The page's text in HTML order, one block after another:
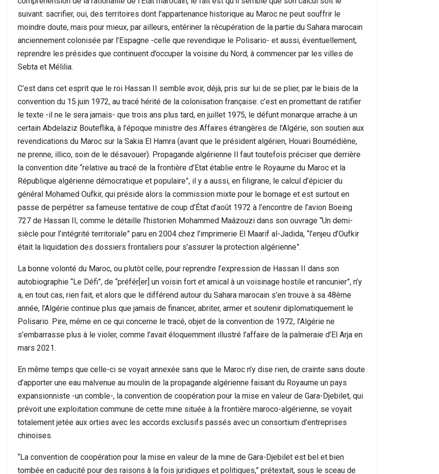
suivant: sacrifier, oui, des territoires dont l’appartenance historique au Maroc ne peut souffrir le
moindre doute, mais pour mieux, par ailleurs, entériner la récupération de la partie du Sahara marocain
anciennement colonisée par l’Espagne -celle que revendique le Polisario- et aussi, éventuellement,
reprendre les présides que continuent d’occuper la voisine du Nord, à commencer par les villes de
Sebta et Mélilia.
C’est dans cet esprit que le roi Hassan II semble avoir, déjà, pris sur lui de se plier, par le biais de la
convention du 15 juin 1972, au tracé hérité de la colonisation française: c’est en promettant de ratifier
le texte -il ne le sera jamais- que trois ans plus tard, en juillet 1975, le défunt monarque arrache à un
certain Abdelaziz Bouteflika, à l’époque ministre des Affaires étrangères de l’Algérie, son soutien aux
revendications du Maroc sur la Sakia El Hamra (avant que le président algérien, Houari Boumédiène,
ne prenne, illico, soin de le désavouer). Propagande algérienne Il faut toutefois préciser que derrière
la convention dite “relative au tracé de la frontière d’Etat établie entre le Royaume du Maroc et la
République algérienne démocratique et populaire”, il y a aussi, en filigrane, le calcul d’épicier du
général Mohamed Oufkir, qui préside alors la commission mixte pour le bornage et est surtout en
passe de perpétrer sa fameuse tentative de coup d’État d’août 1972 à l’encontre de l’avion Boeing
727 de Hassan II; comme le détaille l’historien Mohammed Maâzouzi dans son ouvrage “Un demi-
siècle pour l’intégrité territoriale” paru en 2004 chez l’imprimerie El Maarif al-Jadida, “l’enjeu d’Oufkir
était la liquidation des dossiers frontaliers pour s’assurer la protection algérienne”.
La bonne volonté du Maroc, ou plutôt celle, pour reprendre l’expression de Hassan II dans son
autobiographie “Le Défi”, de “préfér[er] un voisin fort et amical à un voisinage hostile et rancunier”, n’y
a, en tout cas, rien fait, et alors que le différend autour du Sahara marocain s’en trouve à sa 48ème
année, l’Algérie continue plus que jamais de financer, abriter, armer et soutenir diplomatiquement le
Polisario. Pire, même en ce qui concerne le tracé, objet de la convention de 1972, l’Algérie ne
s’embarrasse plus à le violer, comme l’avait éloquemment illustré l’affaire de la palmeraie d’El Arja en
mars 2021.
En même temps que celle-ci se voyait annexée sans que le Maroc n’y dise rien, de crainte sans doute
d’apporter une eau malvenue au moulin de la propagande algérienne faisant du Royaume un pays
expansionniste -un comble-, la convention de coopération pour la mise en valeur de Gara-Djebilet, qui
prévoit une exploitation commune de cette mine située à la frontière maroco-algérienne, se voyait
totalement jetée aux orties avec les accords exclusifs passés avec un consortium d’entreprises
chinoises.
“La convention de coopération pour la mise en valeur de la mine de Gara-Djebilet est bel et bien
tombée en caducité pour des raisons à la fois juridiques et politiques,” prétextait, sous le sceau de